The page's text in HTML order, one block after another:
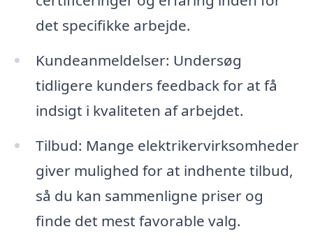
det specifikke arbejde.
Kundeanmeldelser: Undersøg
tidligere kunders feedback for at få
indsigt i kvaliteten af arbejdet.
Tilbud: Mange elektrikervirksomheder
giver mulighed for at indhente tilbud,
så du kan sammenligne priser og
finde det mest favorable valg.